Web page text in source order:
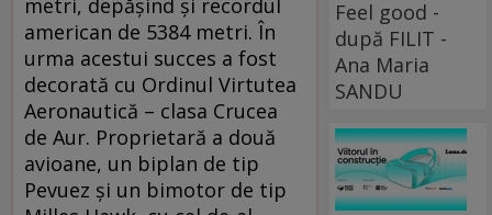
metri, depăşind şi recordul
american de 5384 metri. În
urma acestui succes a fost
decorată cu Ordinul Virtutea
Aeronautică – clasa Crucea
de Aur. Proprietară a două
avioane, un biplan de tip
Pevuez şi un bimotor de tip
Feel good -
după FILIT -
Ana Maria
SANDU